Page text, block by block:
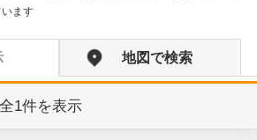
ます
地図で検索
1件を表示